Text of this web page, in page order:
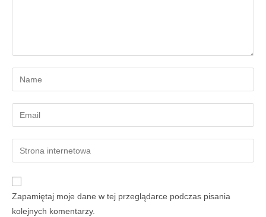
Zapamiętaj moje dane w tej przeglądarce podczas pisania
kolejnych komentarzy.